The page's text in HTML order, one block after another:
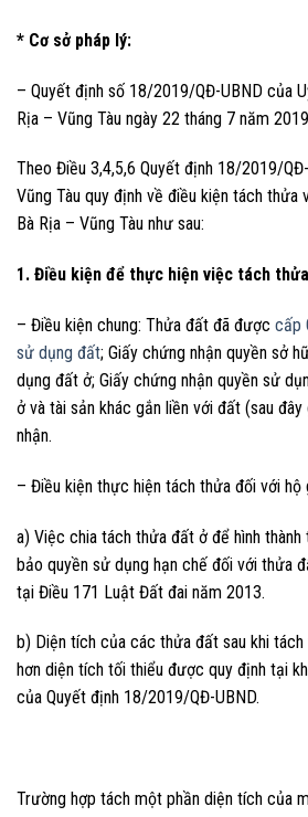
* Cơ sở pháp lý:
– Quyết định số 18/2019/QĐ-UBND của
Rịa – Vũng Tàu ngày 22 tháng 7 năm
Theo Điều 3,4,5,6 Quyết định 18/2019/
Vũng Tàu quy định về điều kiện tách
Bà Rịa – Vũng Tàu như sau:
1. Điều kiện để thực hiện việc tách thửa
– Điều kiện chung: Thửa đất đã được cấp
sử dụng đất; Giấy chứng nhận quyền sở
dụng đất ở; Giấy chứng nhận quyền sử
ở và tài sản khác gắn liền với đất (sau
nhận.
– Điều kiện thực hiện tách thửa đối với hộ
a) Việc chia tách thửa đất ở để hình
bảo quyền sử dụng hạn chế đối với thửa
tại Điều 171 Luật Đất đai năm 2013.
b) Diện tích của các thửa đất sau khi
hơn diện tích tối thiểu được quy định tại
của Quyết định 18/2019/QĐ-UBND.
Trường hợp tách một phần diện tích của